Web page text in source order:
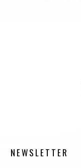
NEWSLETTER